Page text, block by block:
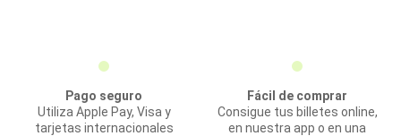
Pago seguro
Utiliza Apple Pay, Visa y
tarjetas internacionales
Fácil de comprar
Consigue tus billetes online,
en nuestra app o en una